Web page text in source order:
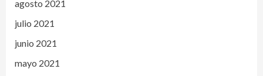
agosto 2021
julio 2021
junio 2021
mayo 2021